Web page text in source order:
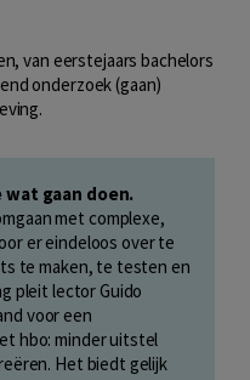
van eerstejaars bachelors
onderzoek (gaan)
gaan doen.
met complexe,
er eindeloos over te
te maken, te testen en
pleit lector Guido
voor een
hbo: minder uitstel
Het biedt gelijk